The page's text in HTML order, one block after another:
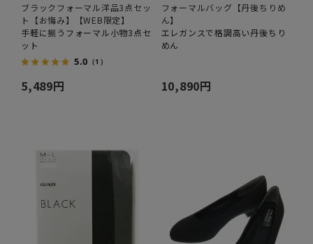
ブラックフォーマル洋品3点セッ
ト【お悔み】【WEB限定】
手軽に揃うフォーマル小物3点セ
ット
5.0 （1）
5,489円
フォーマルバッグ【丹後ちりめ
ん】
エレガンスで格調高い丹後ちり
めん
10,890円